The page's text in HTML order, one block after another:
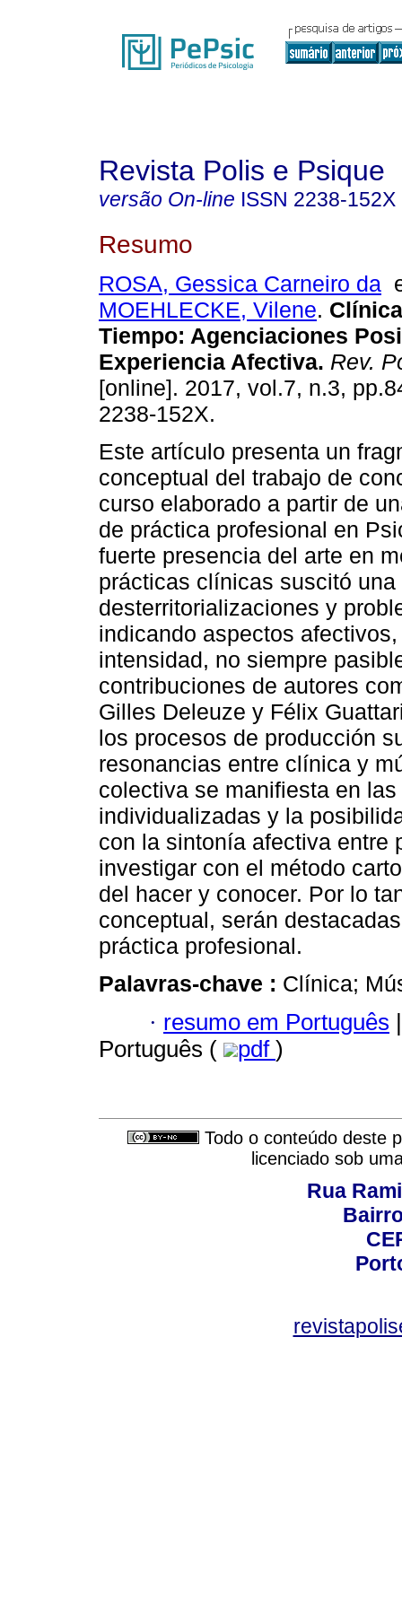
Revista Polis e Psique
versão On-line ISSN 2238-152X
Resumo
ROSA, Gessica Carneiro da
MOEHLECKE, Vilene.
Tiempo: Agenciaciones
Experiencia Afectiva. Rev.
[online]. 2017, vol.7, n.3,
2238-152X.
Este artículo presenta un
conceptual del trabajo de
curso elaborado a partir de
de práctica profesional en
fuerte presencia del arte en
prácticas clínicas suscitó
desterritorializaciones y
indicando aspectos
intensidad, no siempre
contribuciones de autores
Gilles Deleuze y Félix
los procesos de producción
resonancias entre clínica y
colectiva se manifiesta en
individualizadas y la
con la sintonía afectiva entre
investigar con el método
del hacer y conocer. Por lo
conceptual, serán
práctica profesional.
Palavras-chave : Clínica;
· resumo em Português |
Português (
pdf )
Todo o conteúdo deste
licenciado sob
Rua